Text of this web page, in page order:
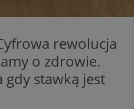
rewolucja
o zdrowie.
gdy stawką jest